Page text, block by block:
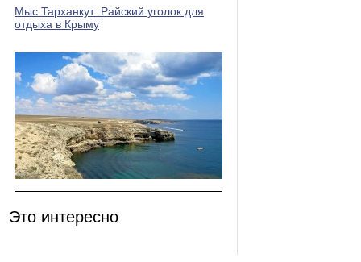
Мыс Тарханкут: Райский уголок для
отдыха в Крыму
Это интересно